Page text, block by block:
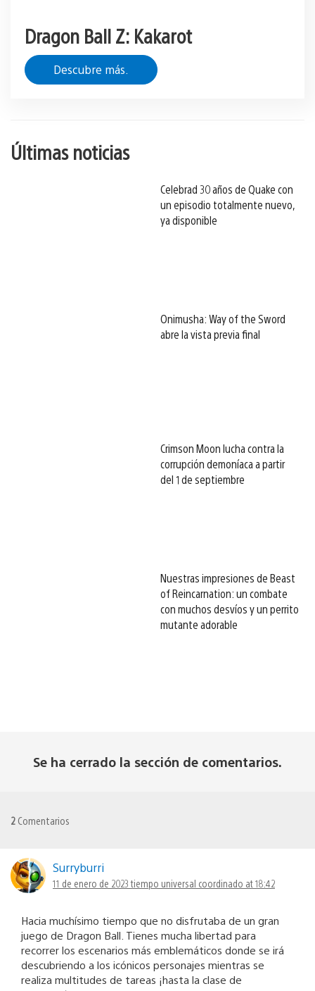
Dragon Ball Z: Kakarot
Descubre más.
Últimas noticias
Celebrad 30 años de Quake con
un episodio totalmente nuevo,
ya disponible
Onimusha: Way of the Sword
abre la vista previa final
Crimson Moon lucha contra la
corrupción demoníaca a partir
del 1 de septiembre
Nuestras impresiones de Beast
of Reincarnation: un combate
con muchos desvíos y un perrito
mutante adorable
Se ha cerrado la sección de comentarios.
2 Comentarios
Surryburri
11 de enero de 2023 tiempo universal coordinado at 18:42
Hacia muchísimo tiempo que no disfrutaba de un gran
juego de Dragon Ball. Tienes mucha libertad para
recorrer los escenarios más emblemáticos donde se irá
descubriendo a los icónicos personajes mientras se
realiza multitudes de tareas ¡hasta la clase de